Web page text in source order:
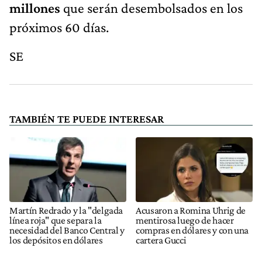
millones que serán desembolsados en los
próximos 60 días.
SE
TAMBIÉN TE PUEDE INTERESAR
Martín Redrado y la "delgada
línea roja" que separa la
necesidad del Banco Central y
los depósitos en dólares
Acusaron a Romina Uhrig de
mentirosa luego de hacer
compras en dólares y con una
cartera Gucci